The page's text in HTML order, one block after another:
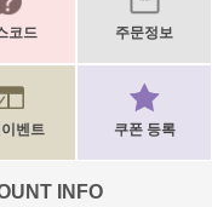
코드 주문정보
벤트 쿠폰 등록
INFO